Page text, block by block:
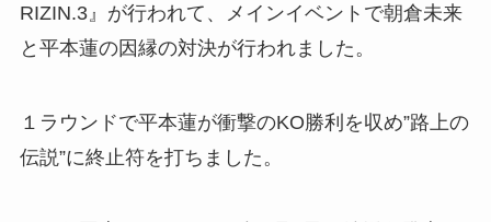
RIZIN.3』が行われて、メインイベントで朝倉未来
と平本蓮の因縁の対決が行われました。
１ラウンドで平本蓮が衝撃のKO勝利を収め”路上の
伝説”に終止符を打ちました。